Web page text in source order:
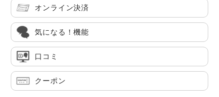
オンライン決済
気になる！機能
口コミ
クーポン